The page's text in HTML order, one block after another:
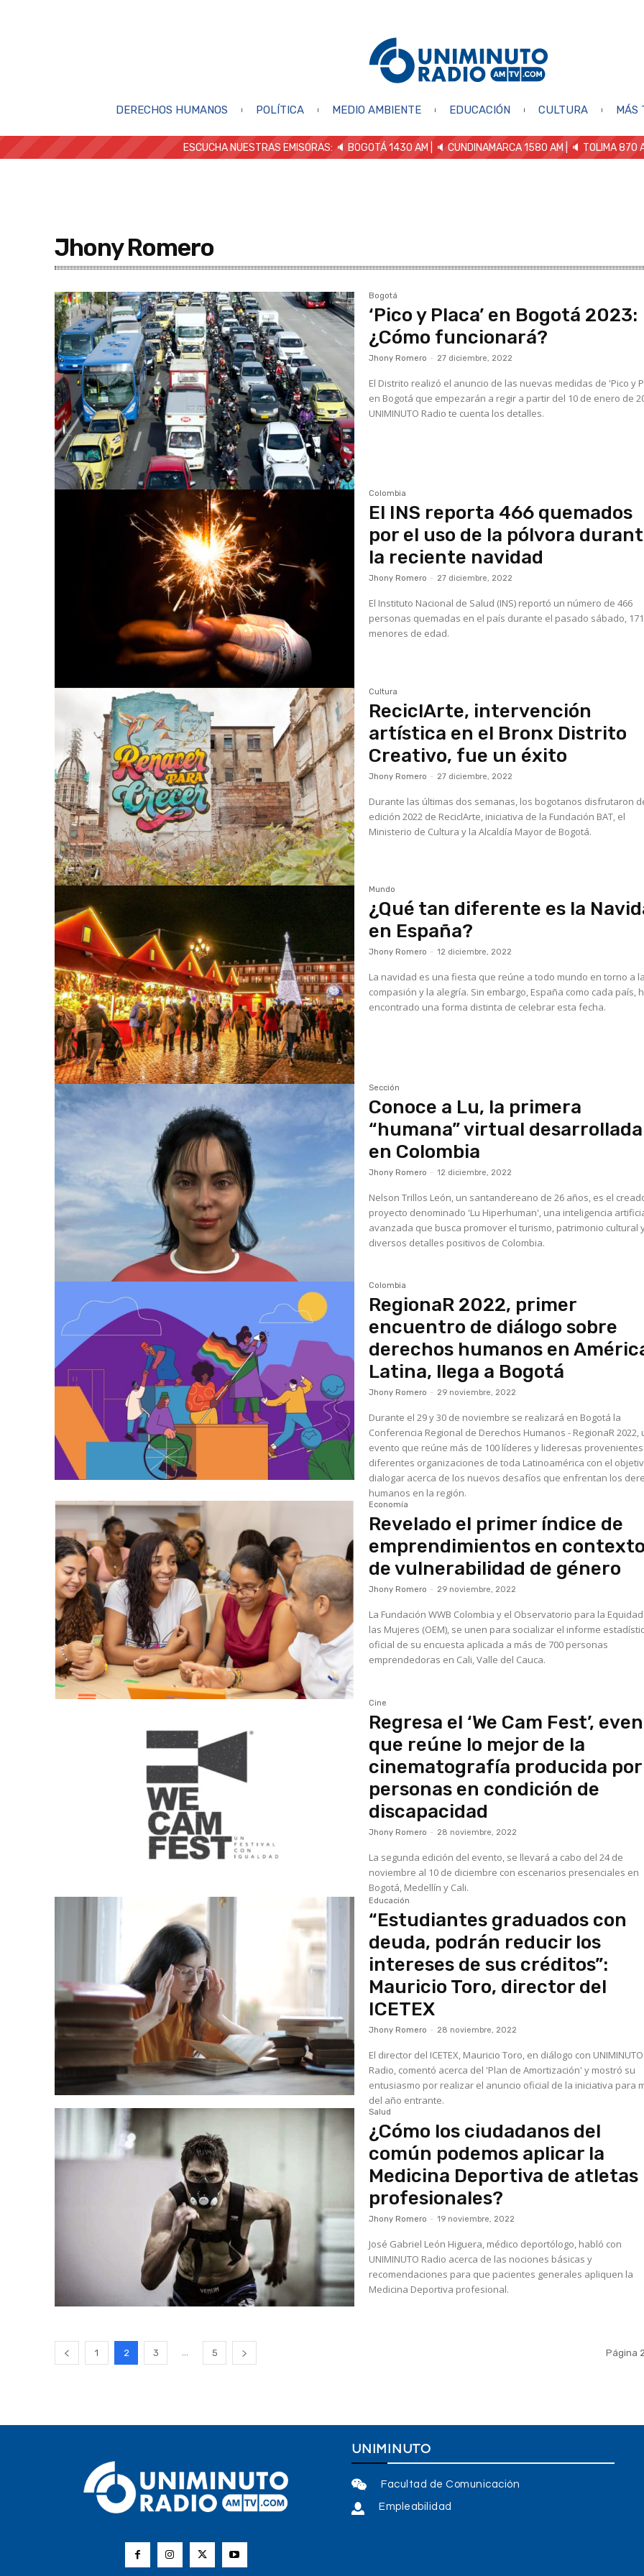
DERECHOS HUMANOS POLÍTICA MEDIO AMBIENTE EDUCACIÓN CULTURA MÁS
ESCUCHA NUESTRAS EMISORAS: 🔈 BOGOTÁ 1430 AM | 🔈 CUNDINAMARCA 1580 AM | 🔈 TOLIMA 870
Jhony Romero
Bogotá
‘Pico y Placa’ en Bogotá 2023:
¿Cómo funcionará?
Jhony Romero - 27 diciembre, 2022
El Distrito realizó el anuncio de las nuevas medidas de 'Pico y
en Bogotá que empezarán a regir a partir del 10 de enero de
UNIMINUTO Radio te cuenta los detalles.
Colombia
El INS reporta 466 quemados
por el uso de la pólvora
la reciente navidad
Jhony Romero - 27 diciembre, 2022
El Instituto Nacional de Salud (INS) reportó un número de 466
personas quemadas en el país durante el pasado sábado,
menores de edad.
Cultura
ReciclArte, intervención
artística en el Bronx Distrito
Creativo, fue un éxito
Jhony Romero - 27 diciembre, 2022
Durante las últimas dos semanas, los bogotanos disfrutaron
edición 2022 de ReciclArte, iniciativa de la Fundación BAT, el
Ministerio de Cultura y la Alcaldía Mayor de Bogotá.
Mundo
¿Qué tan diferente es la
en España?
Jhony Romero - 12 diciembre, 2022
La navidad es una fiesta que reúne a todo mundo en torno a la
compasión y la alegría. Sin embargo, España como cada país,
encontrado una forma distinta de celebrar esta fecha.
Sección
Conoce a Lu, la primera
“humana” virtual desarrollada
en Colombia
Jhony Romero - 12 diciembre, 2022
Nelson Trillos León, un santandereano de 26 años, es el
proyecto denominado 'Lu Hiperhuman', una inteligencia
avanzada que busca promover el turismo, patrimonio cultural
diversos detalles positivos de Colombia.
Colombia
RegionaR 2022, primer
encuentro de diálogo sobre
derechos humanos en
Latina, llega a Bogotá
Jhony Romero - 29 noviembre, 2022
Durante el 29 y 30 de noviembre se realizará en Bogotá la
Conferencia Regional de Derechos Humanos - RegionaR 2022,
evento que reúne más de 100 líderes y lideresas
diferentes organizaciones de toda Latinoamérica con el
dialogar acerca de los nuevos desafíos que enfrentan los
humanos en la región.
Economía
Revelado el primer índice de
emprendimientos en
de vulnerabilidad de género
Jhony Romero - 29 noviembre, 2022
La Fundación WWB Colombia y el Observatorio para la
las Mujeres (OEM), se unen para socializar el informe
oficial de su encuesta aplicada a más de 700 personas
emprendedoras en Cali, Valle del Cauca.
Cine
Regresa el ‘We Cam Fest’,
que reúne lo mejor de la
cinematografía producida por
personas en condición de
discapacidad
Jhony Romero - 28 noviembre, 2022
La segunda edición del evento, se llevará a cabo del 24 de
noviembre al 10 de diciembre con escenarios presenciales en
Bogotá, Medellín y Cali.
Educación
“Estudiantes graduados con
deuda, podrán reducir los
intereses de sus créditos”:
Mauricio Toro, director del
ICETEX
Jhony Romero - 28 noviembre, 2022
El director del ICETEX, Mauricio Toro, en diálogo con UNIMINUTO
Radio, comentó acerca del 'Plan de Amortización' y mostró su
entusiasmo por realizar el anuncio oficial de la iniciativa para
del año entrante.
Salud
¿Cómo los ciudadanos del
común podemos aplicar la
Medicina Deportiva de atletas
profesionales?
Jhony Romero - 19 noviembre, 2022
José Gabriel León Higuera, médico deportólogo, habló con
UNIMINUTO Radio acerca de las nociones básicas y
recomendaciones para que pacientes generales apliquen la
Medicina Deportiva profesional.
1 2 3 5 Página
UNIMINUTO
Facultad de Comunicación
Empleabilidad